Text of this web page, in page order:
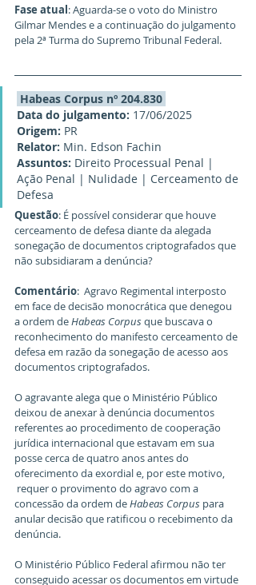
Fase atual: Aguarda-se o voto do Ministro
Gilmar Mendes e a continuação do julgamento
pela 2ª Turma do Supremo Tribunal Federal.
Habeas Corpus nº 204.830
Data do julgamento: 17/06/2025
Origem: PR
Relator: Min. Edson Fachin
Assuntos: Direito Processual Penal |
Ação Penal | Nulidade | Cerceamento de
Defesa
Questão: É possível considerar que houve
cerceamento de defesa diante da alegada
sonegação de documentos criptografados que
não subsidiaram a denúncia?
Comentário:  Agravo Regimental interposto
em face de decisão monocrática que denegou
a ordem de Habeas Corpus que buscava o
reconhecimento do manifesto cerceamento de
defesa em razão da sonegação de acesso aos
documentos criptografados.
O agravante alega que o Ministério Público
deixou de anexar à denúncia documentos
referentes ao procedimento de cooperação
jurídica internacional que estavam em sua
posse cerca de quatro anos antes do
oferecimento da exordial e, por este motivo,
requer o provimento do agravo com a
concessão da ordem de Habeas Corpus para
anular decisão que ratificou o recebimento da
denúncia.
O Ministério Público Federal afirmou não ter
conseguido acessar os documentos em virtude